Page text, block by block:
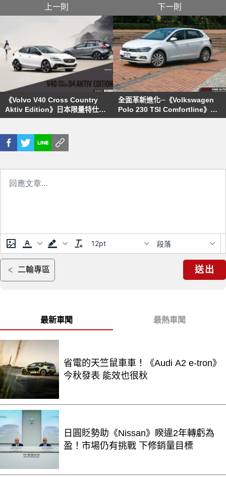
上一則
《Volvo V40 Cross Country
Aktiv Edition》日本限量特仕新
登場
下一則
全面革新進化─《Volkswagen
Polo 230 TSI Comfortline》試
駕報導
12pt 段落
二輪專區 送出
最新車聞 最熱車聞
省電的天竺鼠車車！《Audi A2 e-tron》
今秋發表 能效也很秋
日圓貶勢助《Nissan》睽違2年轉虧為
盈！市場仍有挑戰 下修銷量目標